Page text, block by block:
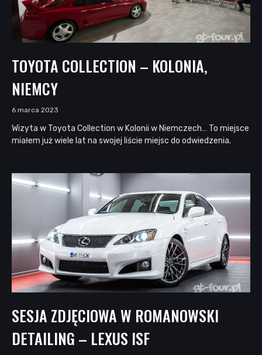
TOYOTA COLLECTION – KOLONIA,
NIEMCY
6 marca 2023
Wizyta w Toyota Collection w Kolonii w Niemczech… To miejsce
miałem już wiele lat na swojej liście miejsc do odwiedzenia.
SESJA ZDJĘCIOWA W ROMANOWSKI
DETAILING – LEXUS ISF